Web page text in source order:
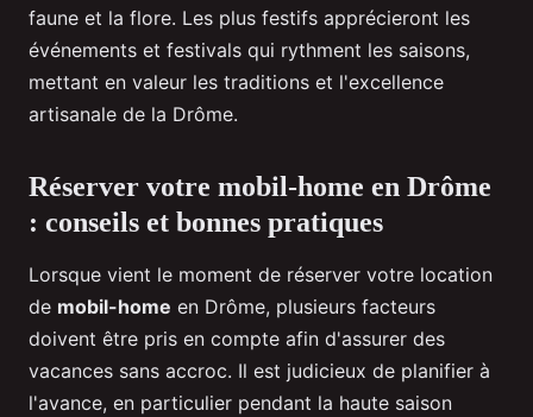
faune et la flore. Les plus festifs apprécieront les
événements et festivals qui rythment les saisons,
mettant en valeur les traditions et l'excellence
artisanale de la Drôme.
Réserver votre mobil-home en Drôme
: conseils et bonnes pratiques
Lorsque vient le moment de réserver votre location
de mobil-home en Drôme, plusieurs facteurs
doivent être pris en compte afin d'assurer des
vacances sans accroc. Il est judicieux de planifier à
l'avance, en particulier pendant la haute saison